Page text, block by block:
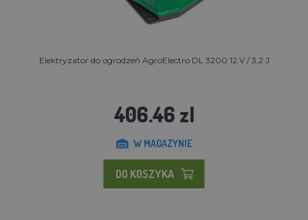
Elektryzator do ogrodzeń AgroElectro DL 3200 12 V / 3,2 J
406.46 zl
W MAGAZYNIE
DO KOSZYKA